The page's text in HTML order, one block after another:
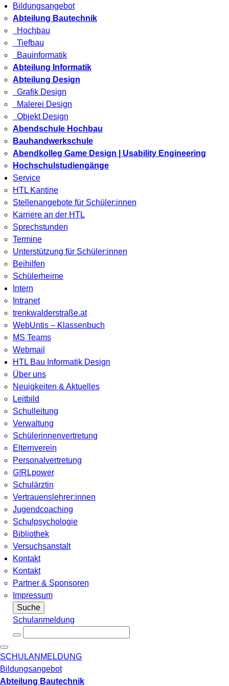
Bildungsangebot
Abteilung Bautechnik
Hochbau
Tiefbau
Bauinformatik
Abteilung Informatik
Abteilung Design
Grafik Design
Malerei Design
Objekt Design
Abendschule Hochbau
Bauhandwerkschule
Abendkolleg Game Design | Usability Engineering
Hochschulstudiengänge
Service
HTL Kantine
Stellenangebote für Schüler:innen
Karriere an der HTL
Sprechstunden
Termine
Unterstützung für Schüler:innen
Beihilfen
Schülerheime
Intern
Intranet
trenkwalderstraße.at
WebUntis – Klassenbuch
MS Teams
Webmail
HTL Bau Informatik Design
Über uns
Neuigkeiten & Aktuelles
Leitbild
Schulleitung
Verwaltung
Schülerinnenvertretung
Elternverein
Personalvertretung
G!RLpower
Schulärztin
Vertrauenslehrer:innen
Jugendcoaching
Schulpsychologie
Bibliothek
Versuchsanstalt
Kontakt
Kontakt
Partner & Sponsoren
Impressum
Suche
Schulanmeldung
SCHULANMELDUNG
Bildungsangebot
Abteilung Bautechnik